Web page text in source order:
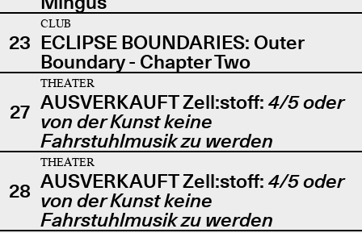
23
CLUB
ECLIPSE BOUNDARIES: Outer
Boundary - Chapter Two
27
THEATER
AUSVERKAUFT Zell:stoff: 4/5 oder
von der Kunst keine
Fahrstuhlmusik zu werden
28
THEATER
AUSVERKAUFT Zell:stoff: 4/5 oder
von der Kunst keine
Fahrstuhlmusik zu werden